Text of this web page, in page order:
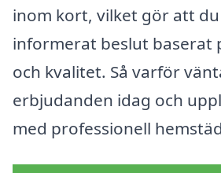
inom kort, vilket gör att
informerat beslut baserat
och kvalitet. Så varför
erbjudanden idag och
med professionell